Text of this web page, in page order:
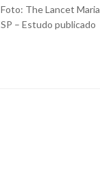
The Lancet Maria
– Estudo publicado